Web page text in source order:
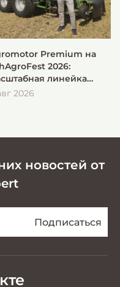
Premium на
2026:
линейка
для быстрой и
2026
новостей от